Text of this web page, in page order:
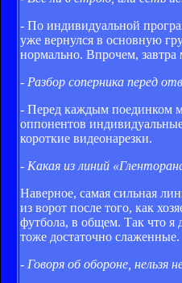
- По индивидуальной
уже вернулся в основную
нормально. Впрочем, завтра
- Разбор соперника перед
- Перед каждым поединком
оппонентов
короткие видеонарезки.
- Какая из линий
Наверное, самая сильная
из ворот после того, как
футбола, в общем. Так что я
тоже достаточно слаженные.
- Говоря об обороне,